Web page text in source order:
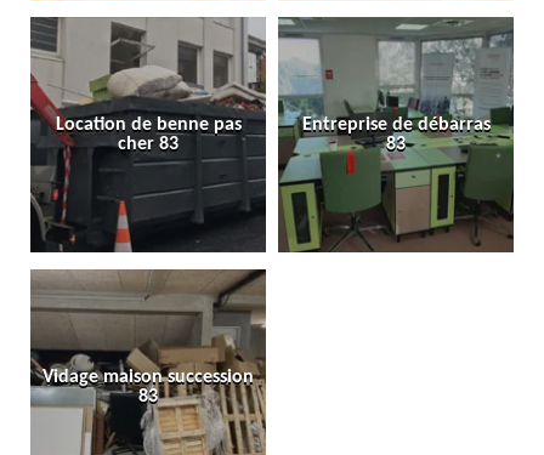
Location de benne pas
cher 83
Entreprise de débarras
83
Vidage maison succession
83